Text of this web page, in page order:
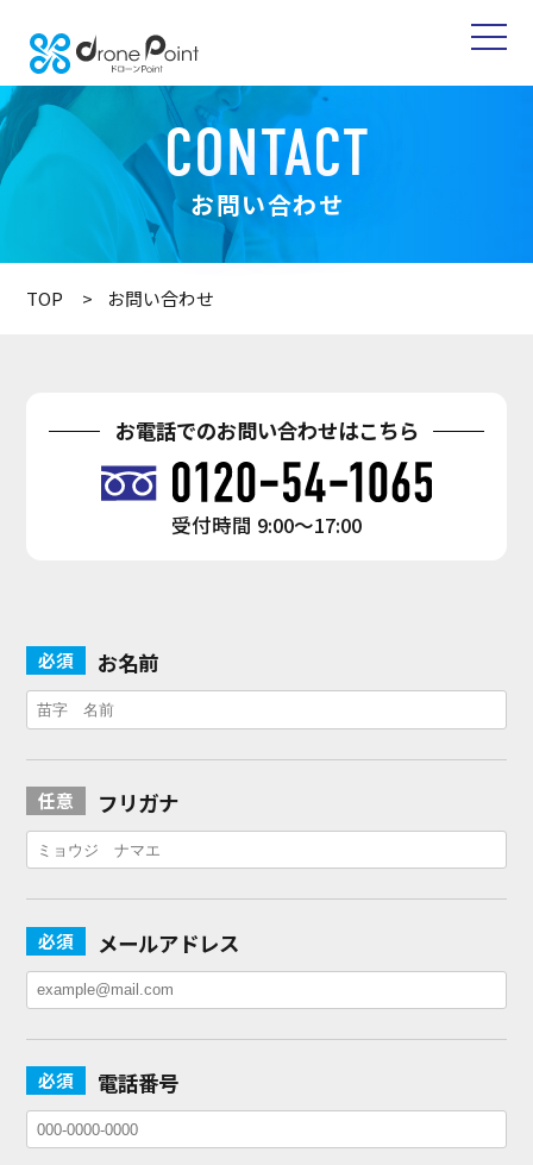
CONTACT
お問い合わせ
TOP お問い合わせ
お電話でのお問い合わせはこちら
受付時間 9:00〜17:00
お名前
フリガナ
メールアドレス
電話番号